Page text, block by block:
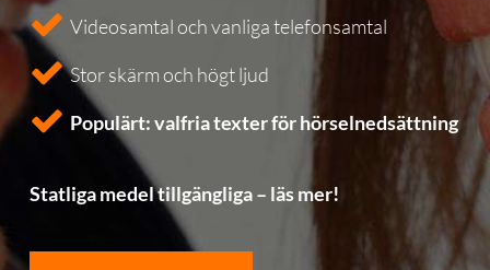
Videosamtal och vanliga telefonsamtal
Stor skärm och högt ljud
Populärt: valfria texter för hörselnedsättning
Statliga medel tillgängliga – läs mer!